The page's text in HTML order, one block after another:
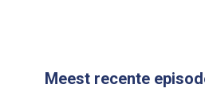
Meest recente